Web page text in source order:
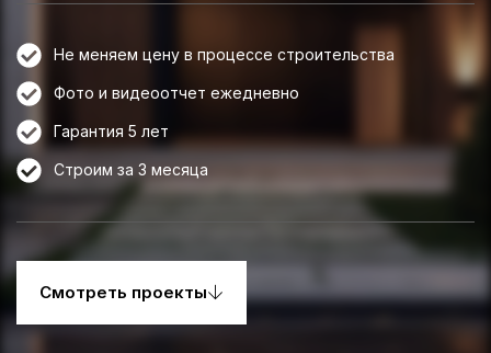
Не меняем цену в процессе строительства
Фото и видеоотчет ежедневно
Гарантия 5 лет
Строим за 3 месяца
Смотреть проекты